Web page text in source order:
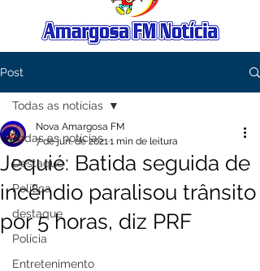
Post
Todas as notícias
Destaque
Política
destaque
Polícia
Entretenimento
Todas as notícias
Jequié: Batida seguida de
incêndio paralisou trânsito
por 5 horas, diz PRF
Nova Amargosa FM
7 de jun. de 20211 min de leitura